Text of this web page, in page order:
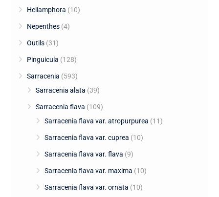
Heliamphora (10)
Nepenthes (4)
Outils (31)
Pinguicula (128)
Sarracenia (593)
Sarracenia alata (39)
Sarracenia flava (109)
Sarracenia flava var. atropurpurea (11)
Sarracenia flava var. cuprea (10)
Sarracenia flava var. flava (9)
Sarracenia flava var. maxima (10)
Sarracenia flava var. ornata (10)